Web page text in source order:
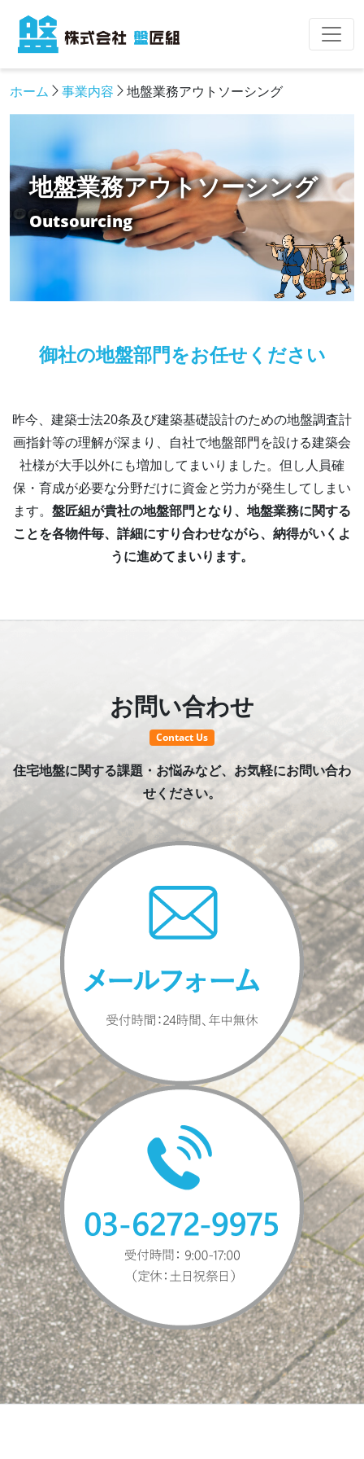
ホーム 事業内容 地盤業務アウトソーシング
地盤業務アウトソーシング
Outsourcing
御社の地盤部門をお任せください
昨今、建築士法20条及び建築基礎設計のための地盤調査計
画指針等の理解が深まり、自社で地盤部門を設ける建築会
社様が大手以外にも増加してまいりました。 但し人員確
保・育成が必要な分野だけに資金と労力が発生してしまい
ます。 盤匠組が貴社の地盤部門となり、地盤業務に関する
ことを各物件毎、 詳細にすり合わせながら、納得がいくよ
うに進めてまいります。
お問い合わせ
Contact Us
住宅地盤に関する課題・お悩みなど、お気軽にお問い合わ
せください。